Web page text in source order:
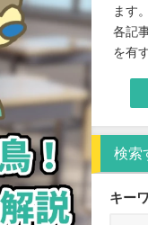
ます。
各記
を有
検索
キー